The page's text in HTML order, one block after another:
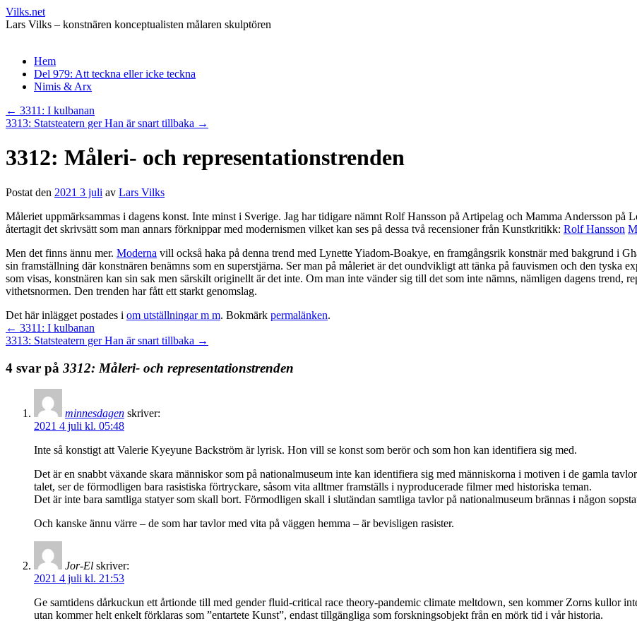
Vilks.net
Lars Vilks – konstnären konceptualisten målaren skulptören
Hoppa
innehåll
Hem
Del 979: Att teckna eller icke teckna
Nimis & Arx
← 3311: I kulbanan
3313: Statsteatern ger Han är snart tillbaka →
3312: Måleri- och representationstrenden
Postat den 2021 3 juli av Lars Vilks
Måleriet uppmärksammas i dagens konst. Inte minst i Sverige. Jag har tidigare nämnt Rolf Hansson på Artipelag och Mamma Andersson
återtagit det skrivsätt som man annars förknippar med modernismen vilket kan ses på dessa två recensioner från Kunstkritikk: Rolf Hansson
Men det finns ännu mer. Moderna vill också haka på denna trend med Lynette Yiadom-Boakye, en framgångsrik konstnär med bakgrund i
sin framställning där konstnären benämns som en superstjärna. Ser man på måleriet är det oundvikligt att tänka på fauvismen och den tyska
som visas, konstnären kan sin sak men särskilt originellt är det inte. Om man inte vänder sig till det som inte nämns, nämligen dagens trend,
vithetsnormen. Den trenden har fått ett starkt genomslag.
Det här inlägget postades i om utställningar m m. Bokmärk permalänken.
← 3311: I kulbanan
3313: Statsteatern ger Han är snart tillbaka →
4 svar på 3312: Måleri- och representationstrenden
minnesdagen skriver:
2021 4 juli kl. 05:48
Inte så konstigt att Valerie Kyeyune Backström är lyrisk. Hon vill se konst som berör och som hon kan identifiera sig med.
Det är en snabbt växande skara människor som på nationalmuseum inte kan identifiera sig med människorna i motiven i de gamla
talet, ser de förmodligen bara rasistiska förtryckare, såsom vita alltmer framställs i nyproducerade filmer med historiska teman.
Det är inte bara samtliga statyer som skall bort. Förmodligen skall i slutändan samtliga tavlor på nationalmuseum brännas i någon
Och kanske ännu värre – de som har tavlor med vita på väggen hemma – är bevisligen rasister.
Jor-El skriver:
2021 4 juli kl. 21:53
Ge samtidens dårkuckun ett årtionde till med gender fluid-critical race theory-pandemic climate meltdown, sen kommer Zorns kullor
utan kommer helt enkelt förklaras som ”entartete Kunst”, endast tillgängliga som forskningsobjekt från en mörk tid i vår historia.